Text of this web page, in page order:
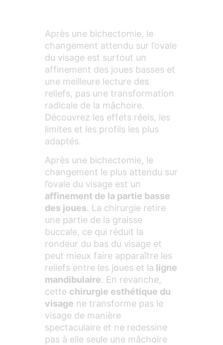
Après une bichectomie, le
changement attendu sur l’ovale
du visage est surtout un
affinement des joues basses et
une meilleure lecture des
reliefs, pas une transformation
radicale de la mâchoire.
Découvrez les effets réels, les
limites et les profils les plus
adaptés.
Après une bichectomie, le
changement le plus attendu sur
l’ovale du visage est un
affinement de la partie basse
des joues. La chirurgie retire
une partie de la graisse
buccale, ce qui réduit la
rondeur du bas du visage et
peut mieux faire apparaître les
reliefs entre les joues et la ligne
mandibulaire. En revanche,
cette chirurgie esthétique du
visage ne transforme pas le
visage de manière
spectaculaire et ne redessine
pas à elle seule une mâchoire